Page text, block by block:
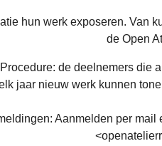
hun werk exposeren. Van
de Open
Procedure: de deelnemers die
jaar nieuw werk kunnen
Aanmelden per mail